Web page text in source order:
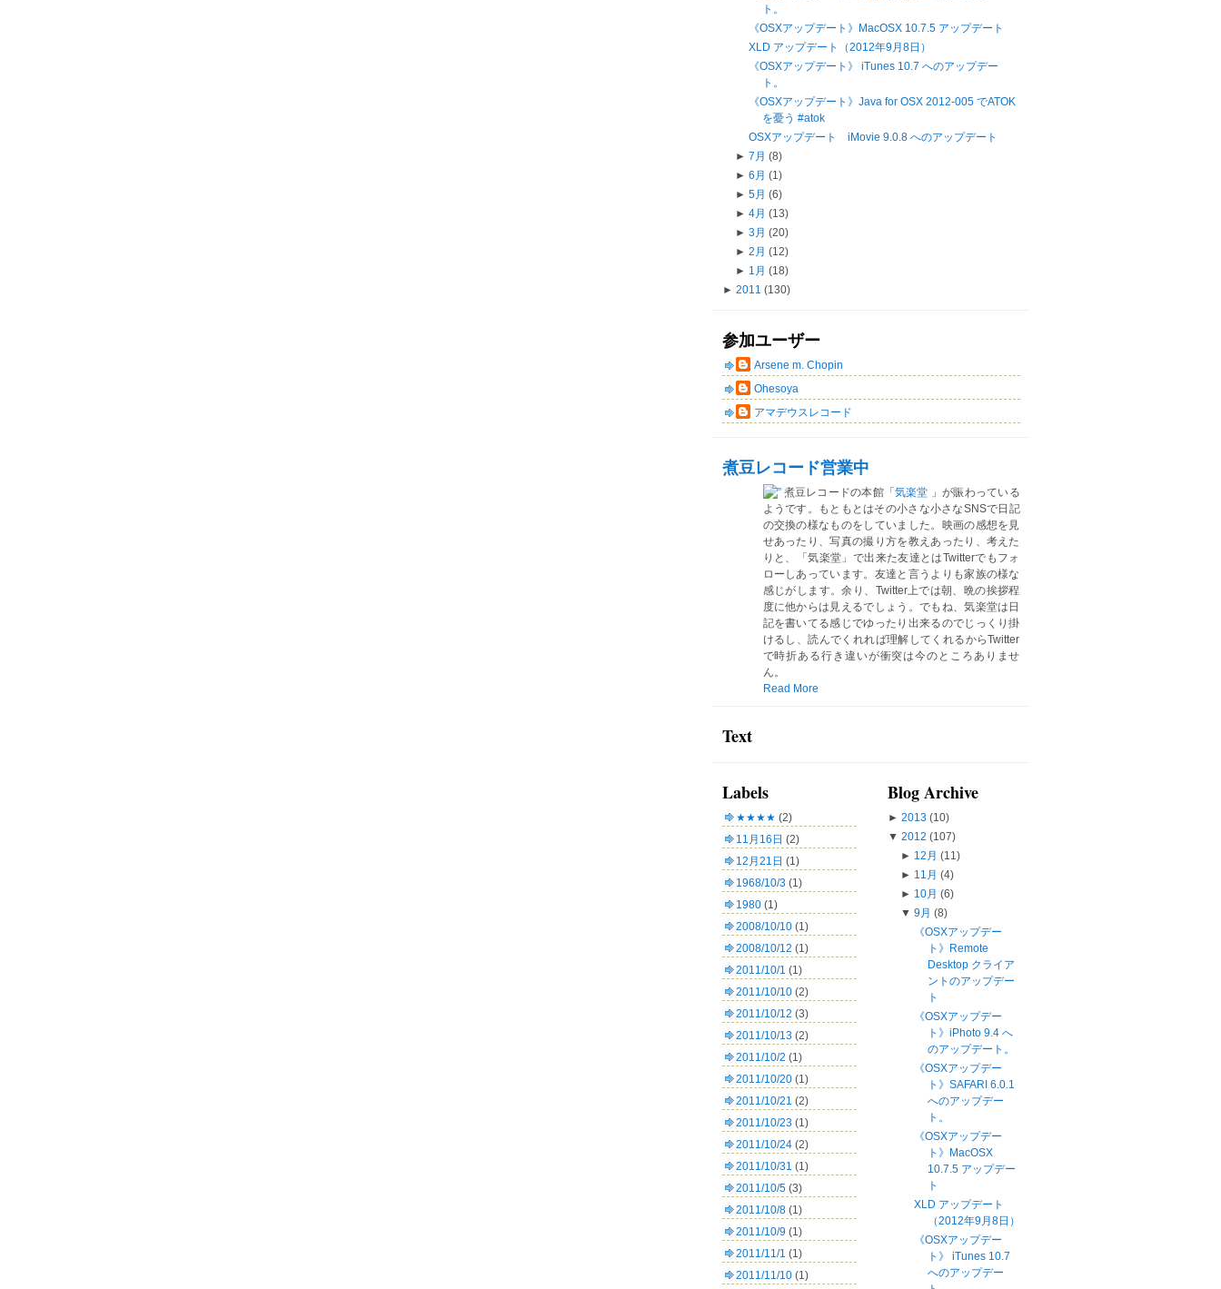
ト。
《OSXアップデート》MacOSX 10.7.5 アップデート
XLD アップデート（2012年9月8日）
《OSXアップデート》 iTunes 10.7 へのアップデー
ト。
《OSXアップデート》Java for OSX 2012-005 でATOK
を憂う #atok
OSXアップデート iMovie 9.0.8 へのアップデート
► 7月 (8)
► 6月 (1)
► 5月 (6)
► 4月 (13)
► 3月 (20)
► 2月 (12)
► 1月 (18)
► 2011 (130)
参加ユーザー
Arsene m. Chopin
Ohesoya
アマデウスレコード
煮豆レコード営業中
煮豆レコードの本館「 気楽堂 」が賑わっている
ようです。もともとはその小さな小さなSNSで日記
の交換の様なものをしていました。映画の感想を見
せあったり、写真の撮り方を教えあったり、考えた
りと、「気楽堂」で出来た友達とはTwitterでもフォ
ローしあっています。友達と言うよりも家族の様な
感じがします。余り、Twitter上では朝、晩の挨拶程
度に他からは見えるでしょう。でもね、気楽堂は日
記を書いてる感じでゆったり出来るのでじっくり掛
けるし、読んでくれれば理解してくれるからTwitter
で時折ある行き違いが衝突は今のところありませ
ん。
Read More
Text
Labels
★★★★ (2)
11月16日 (2)
12月21日 (1)
1968/10/3 (1)
1980 (1)
2008/10/10 (1)
2008/10/12 (1)
2011/10/1 (1)
2011/10/10 (2)
2011/10/12 (3)
2011/10/13 (2)
2011/10/2 (1)
2011/10/20 (1)
2011/10/21 (2)
2011/10/23 (1)
2011/10/24 (2)
2011/10/31 (1)
2011/10/5 (3)
2011/10/8 (1)
2011/10/9 (1)
2011/11/1 (1)
2011/11/10 (1)
Blog Archive
► 2013 (10)
▼ 2012 (107)
► 12月 (11)
► 11月 (4)
► 10月 (6)
▼ 9月 (8)
《OSXアップデー
ト》Remote
Desktop クライア
ントのアップデー
ト
《OSXアップデー
ト》iPhoto 9.4 へ
のアップデート。
《OSXアップデー
ト》SAFARI 6.0.1
へのアップデー
ト。
《OSXアップデー
ト》MacOSX
10.7.5 アップデー
ト
XLD アップデート
（2012年9月8日）
《OSXアップデー
ト》 iTunes 10.7
へのアップデー